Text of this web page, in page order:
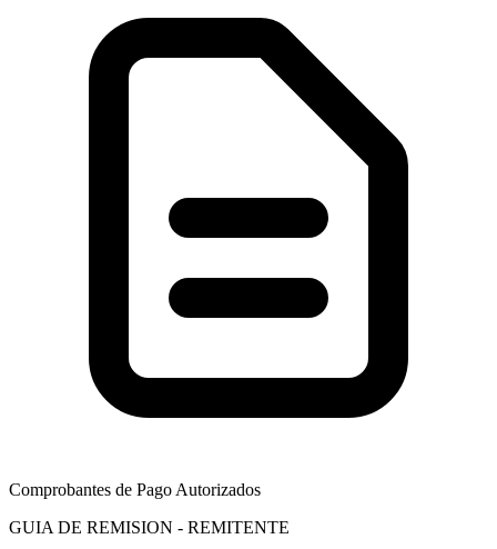
Comprobantes de Pago Autorizados
GUIA DE REMISION - REMITENTE